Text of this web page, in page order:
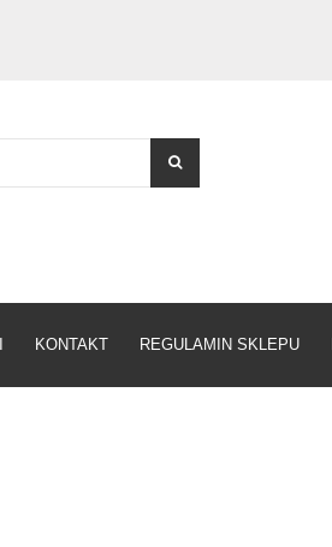
KONTAKT REGULAMIN SKLEPU